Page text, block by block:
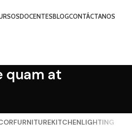
DOCENTESBLOGCONTÁCTANOS
quam at
FURNITUREKITCHENLIGHTING